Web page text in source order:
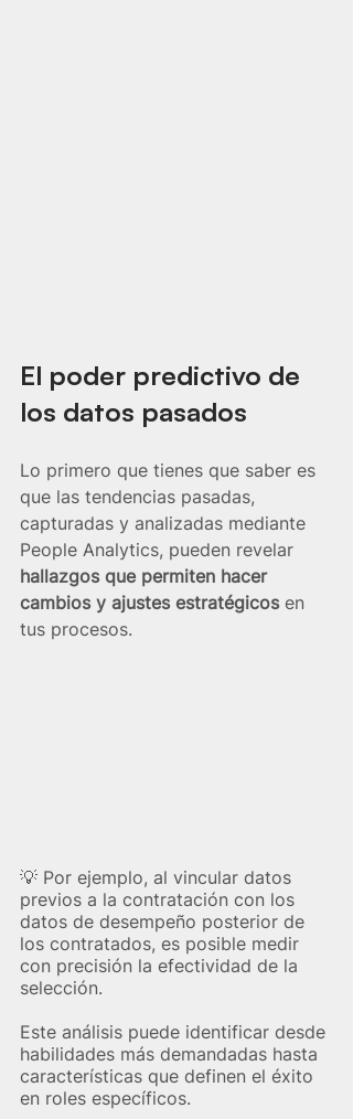
El poder predictivo de
los datos pasados
Lo primero que tienes que saber es
que las tendencias pasadas,
capturadas y analizadas mediante
People Analytics, pueden revelar
hallazgos que permiten hacer
cambios y ajustes estratégicos en
tus procesos.
💡​ Por ejemplo, al vincular datos
previos a la contratación con los
datos de desempeño posterior de
los contratados, es posible medir
con precisión la efectividad de la
selección.
Este análisis puede identificar desde
habilidades más demandadas hasta
características que definen el éxito
en roles específicos.